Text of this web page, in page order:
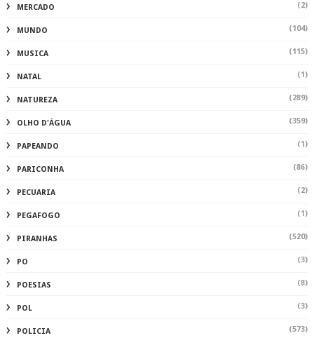
MERCADO (2)
MUNDO (104)
MUSICA (115)
NATAL (1)
NATUREZA (289)
OLHO D'ÁGUA (359)
PAPEANDO (1)
PARICONHA (86)
PECUARIA (2)
PEGAFOGO (1)
PIRANHAS (520)
PO (3)
POESIAS (8)
POL (3)
POLICIA (573)